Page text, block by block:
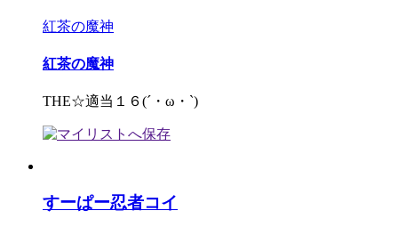
紅茶の魔神
紅茶の魔神
THE☆適当１６(´・ω・`)
すーぱー忍者コイ